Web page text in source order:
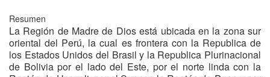
Resumen
La Región de Madre de Dios está ubicada en la zona sur
oriental del Perú, la cual es frontera con la Republica de
los Estados Unidos del Brasil y la Republica Plurinacional
de Bolivia por el lado del Este, por el norte linda con la